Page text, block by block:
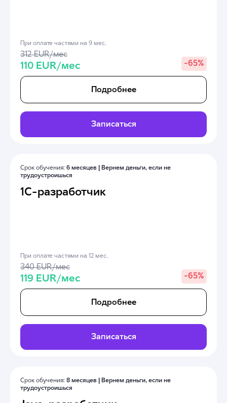
312 EUR/мес
-65%
110 EUR/мес
При оплате частями на 9 мес.
Подробнее
Записаться
Срок обучения: 6 месяцев |
Вернем деньги, если не
трудоустроишься
1С-разработчик
340 EUR/мес
-65%
119 EUR/мес
При оплате частями на 12 мес.
Подробнее
Записаться
Срок обучения: 8 месяцев |
Вернем деньги, если не
трудоустроишься